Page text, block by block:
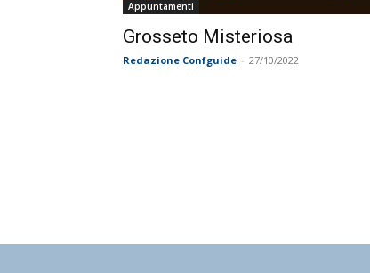
Appuntamenti
Grosseto Misteriosa
Redazione Confguide - 27/10/2022